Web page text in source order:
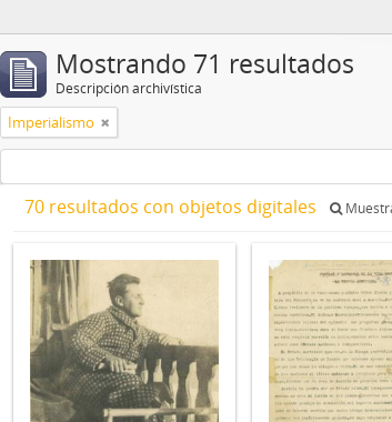
Mostrando 71 resultados
Descripción archivística
Imperialismo
70 resultados con objetos digitales